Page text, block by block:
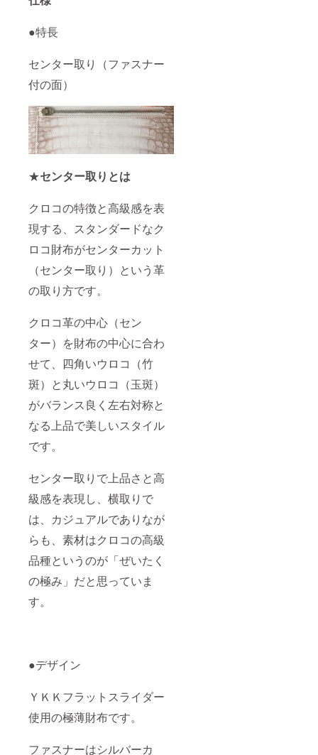
●特長
センター取り（ファスナー
付の面）
★センター取りとは
クロコの特徴と高級感を表
現する、スタンダードなク
ロコ財布がセンターカット
（センター取り）という革
の取り方です。
クロコ革の中心（セン
ター）を財布の中心に合わ
せて、四角いウロコ（竹
斑）と丸いウロコ（玉斑）
がバランス良く左右対称と
なる上品で美しいスタイル
です。
センター取りで上品さと高
級感を表現し、横取りで
は、カジュアルでありなが
らも、素材はクロコの高級
品種というのが「ぜいたく
の極み」だと思っていま
す。
●デザイン
ＹＫＫフラットスライダー
使用の極薄財布です。
ファスナーはシルバーカ